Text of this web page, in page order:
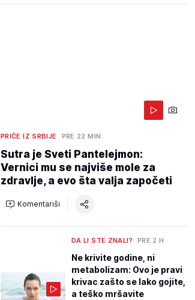
PRIČE IZ SRBIJE PRE 22 MIN
Sutra je Sveti Pantelejmon:
Vernici mu se najviše mole za
zdravlje, a evo šta valja započeti
Komentariši
DA LI STE ZNALI? PRE 2 H
Ne krivite godine, ni
metabolizam: Ovo je pravi
krivac zašto se lako gojite,
a teško mršavite